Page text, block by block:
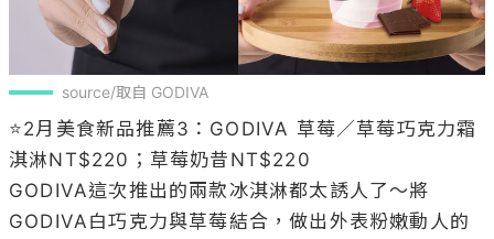
source/取自 GODIVA
⭐️2月美食新品推薦3：GODIVA 草莓／草莓巧克力霜
淇淋NT$220；草莓奶昔NT$220
​​GODIVA這次推出的兩款冰淇淋都太誘人了～將
GODIVA白巧克力與草莓結合，做出外表粉嫩動人的